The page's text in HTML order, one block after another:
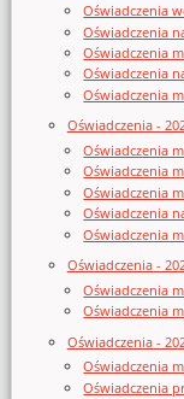
Oświadczenia
Oświadczenia
Oświadczenia
Oświadczenia
Oświadczenia
Oświadczenia -
Oświadczenia
Oświadczenia
Oświadczenia
Oświadczenia
Oświadczenia
Oświadczenia -
Oświadczenia
Oświadczenia
Oświadczenia -
Oświadczenia
Oświadczenia